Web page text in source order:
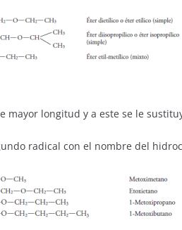
mayor longitud y a este se le
radical con el nombre del